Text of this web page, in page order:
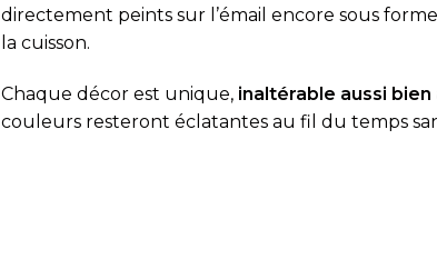
directement peints sur l’émail encore sous
la cuisson.
Chaque décor est unique, inaltérable aussi bien
couleurs resteront éclatantes au fil du temps